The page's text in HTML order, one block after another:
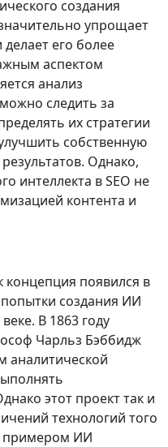
создания
упрощает
его более
аспектом
анализ
следить за
их стратегии
собственную
Однако,
интеллекта в SEO не
контента и
концепция появился в
создания ИИ
В 1863 году
Чарльз Бэббидж
аналитической
этот проект так и
технологий того
примером ИИ